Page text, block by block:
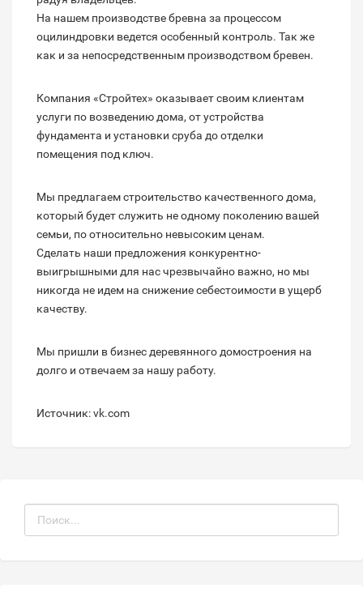
На нашем производстве бревна за процессом
оцилиндровки ведется особенный контроль. Так же
как и за непосредственным производством бревен.
Компания «Стройтех» оказывает своим клиентам
услуги по возведению дома, от устройства
фундамента и установки сруба до отделки
помещения под ключ.
Мы предлагаем строительство качественного дома,
который будет служить не одному поколению вашей
семьи, по относительно невысоким ценам.
Сделать наши предложения конкурентно-
выигрышными для нас чрезвычайно важно, но мы
никогда не идем на снижение себестоимости в ущерб
качеству.
Мы пришли в бизнес деревянного домостроения на
долго и отвечаем за нашу работу.
Источник: vk.com